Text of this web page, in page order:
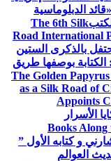
الدبلوماسية
The 6th Silk
Road International
بالذكرى الستين
جائزة البردية الذهبية 2026: الكتابة بوصفها طريق
The Golden
as a Silk Road of
Appoints
الأسرار
Books Along
و كتابه الأول ”
العوالم